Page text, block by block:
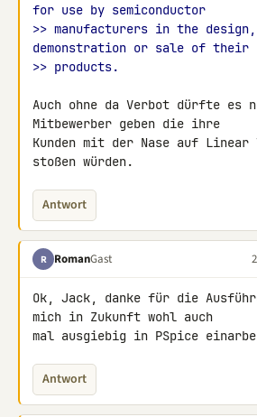
for use by semiconductor
>> manufacturers in the
demonstration or sale of their
>> products.
Auch ohne da Verbot dürfte es
Mitbewerber geben die ihre
Kunden mit der Nase auf Linear
stoßen würden.
Antwort
R RomanGast
Ok, Jack, danke für die
mich in Zukunft wohl auch
mal ausgiebig in PSpice
Antwort